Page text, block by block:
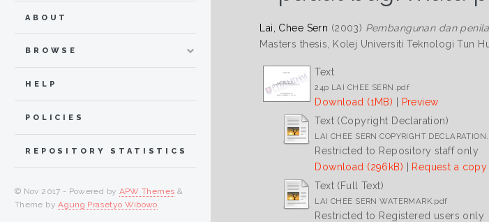
Lai, Chee Sern (2003) Pembangunan dan
Masters thesis, Kolej Universiti Teknologi Tun
Text
24p LAI CHEE SERN.pdf
Download (1MB) | Preview
Text (Copyright Declaration)
LAI CHEE SERN COPYRIGHT
Restricted to Repository staff only
Download (296kB) | Request a copy
Text (Full Text)
LAI CHEE SERN WATERMARK.pdf
Restricted to Registered users only
ABOUT
BROWSE
HELP
POLICIES
REPOSITORY STATISTICS
© Nov 2017 - Powered by APW Themes &
Theme byAgung Prasetyo Wibowo.